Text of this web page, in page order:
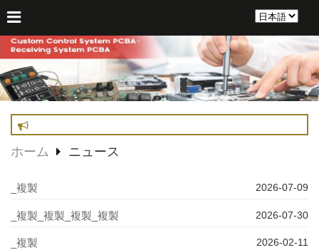
ホーム ニュース
2026-07-09
_複製
2026-07-30
_複製_複製_複製_複製
2026-02-11
_複製